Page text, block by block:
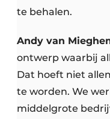
te behalen.
Andy van
ontwerp waarbij
Dat hoeft niet
te worden. We
middelgrote